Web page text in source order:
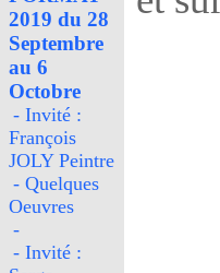
2019 du 28
Septembre
au 6
Octobre
- Invité :
François
JOLY Peintre
- Quelques
Oeuvres
-
- Invité :